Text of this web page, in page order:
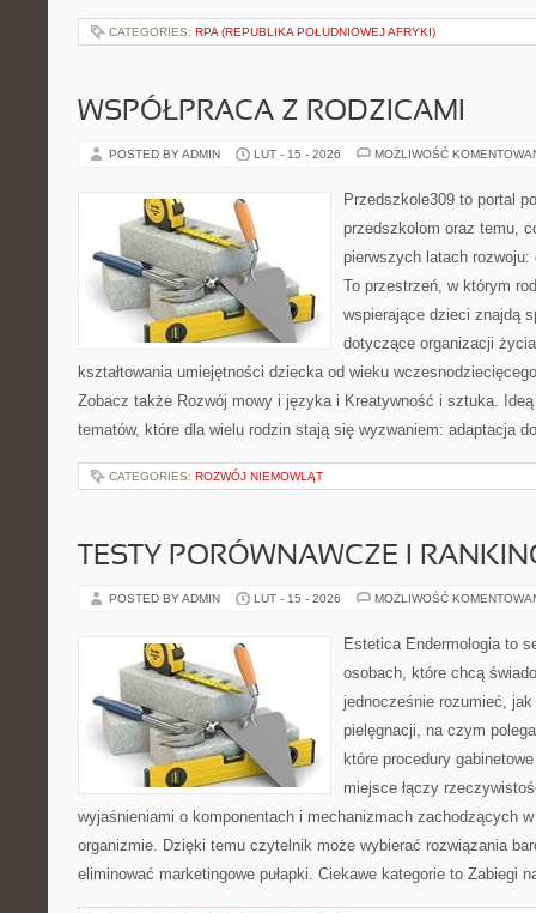
CATEGORIES: RPA (REPUBLIKA POŁUDNIOWEJ AFRYKI)
WSPÓŁPRACA Z RODZICAMI
POSTED BY ADMIN LUT - 15 - 2026 MOŻLIWOŚĆ
Przedszkole309 to portal
przedszkolom oraz temu,
pierwszych latach
To przestrzeń, w którym
wspierające dzieci znajdą
dotyczące organizacji
kształtowania umiejętności dziecka od wieku
Zobacz także Rozwój mowy i języka i Kreatywność i sztuka.
tematów, które dla wielu rodzin stają się wyzwaniem: adaptacja
CATEGORIES: ROZWÓJ NIEMOWLĄT
TESTY PORÓWNAWCZE I
POSTED BY ADMIN LUT - 15 - 2026 MOŻLIWOŚĆ
Estetica Endermologia to
osobach, które chcą
jednocześnie rozumieć, jak
pielęgnacji, na czym
które procedury
miejsce łączy
wyjaśnieniami o komponentach i mechanizmach zachodzących
organizmie. Dzięki temu czytelnik może wybierać rozwiązania
eliminować marketingowe pułapki. Ciekawe kategorie to Zabiegi